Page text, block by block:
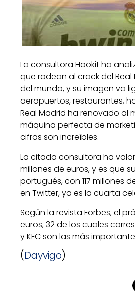
La consultora Hookit ha
que rodean al crack del
del mundo, y su imagen va
aeropuertos, restaurantes,
Real Madrid ha renovado al
máquina perfecta de
cifras son increíbles.
La citada consultora ha
millones de euros, y es que
portugués, con 117 millones
en Twitter, ya es la cuarta
Según la revista Forbes, el
euros, 32 de los cuales
y KFC son las más
(Dayvigo)